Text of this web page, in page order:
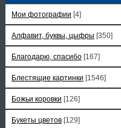
Мои фотографии [4]
Алфавит, буквы, цыфры [350]
Благодарю, спасибо [167]
Блестящие картинки [1546]
Божьи коровки [126]
Букеты цветов [129]